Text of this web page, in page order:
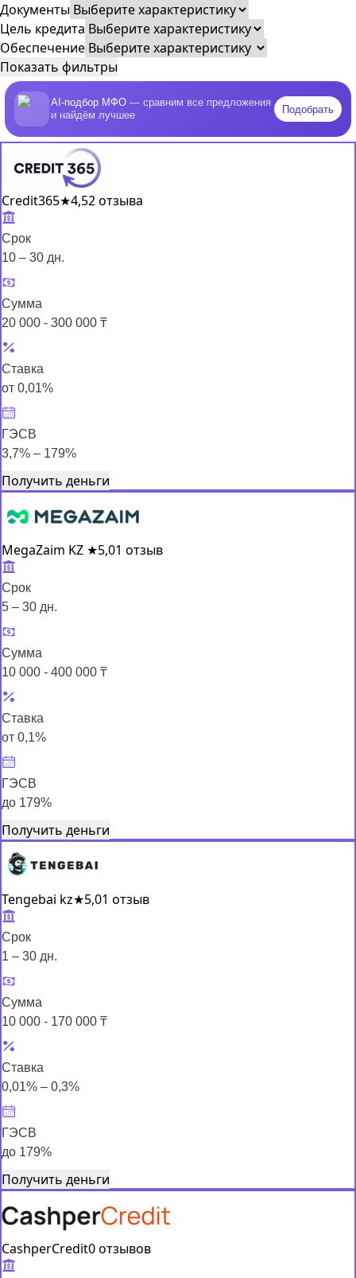
Документы
Цель кредита
Обеспечение
Показать фильтры
AI-подбор МФО — сравним все предложения
и найдём лучшее
Подобрать
Credit365★4,52 отзыва
Срок
10 – 30 дн.
Сумма
20 000 - 300 000 ₸
Ставка
от 0,01%
ГЭСВ
3,7% – 179%
Получить деньги
MegaZaim KZ ★5,01 отзыв
Срок
5 – 30 дн.
Сумма
10 000 - 400 000 ₸
Ставка
от 0,1%
ГЭСВ
до 179%
Получить деньги
Tengebai kz★5,01 отзыв
Срок
1 – 30 дн.
Сумма
10 000 - 170 000 ₸
Ставка
0,01% – 0,3%
ГЭСВ
до 179%
Получить деньги
CashperCredit0 отзывов